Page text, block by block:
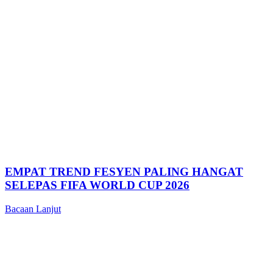
EMPAT TREND FESYEN PALING HANGAT
SELEPAS FIFA WORLD CUP 2026
Bacaan Lanjut